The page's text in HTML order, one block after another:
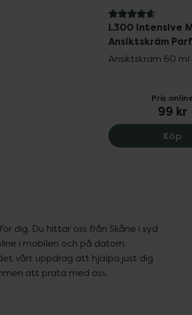
4.7 av 5 i omdöme
L300 Intensive
Ansiktskräm
Ansiktskräm 60 ml
Pris
99 kr
Köp
dig. Du hittar oss från Skåne i syd
i mobilen och på datorn.
vårt uppdrag att hjälpa just dig
att prata med oss.